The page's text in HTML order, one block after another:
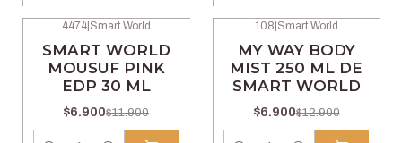
4474| Smart World
SMART WORLD
MOUSUF PINK
EDP 30 ML
$6.900$11.900
108 Smart World
MY WAY BODY
MIST 250 ML DE
SMART WORLD
$6.900$12.900